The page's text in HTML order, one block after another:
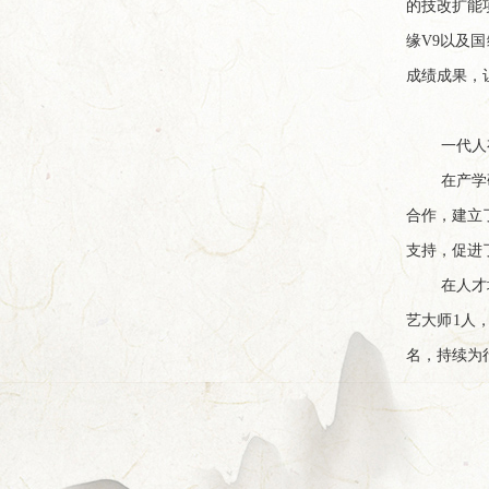
的技改扩能
缘V9以及
成绩成果，
一代
在产
合作，建立
支持，促进
在人
艺大师1人
名，持续为